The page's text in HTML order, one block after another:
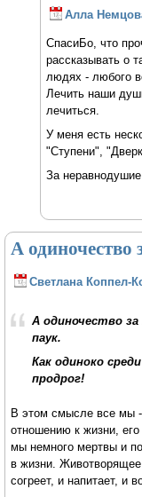
Алла
СпасиБо, что
рассказывать о
людях - любого
Лечить наши
лечиться.
У меня есть
"Ступени",
За
А одиночество
Светлана Коппел-
А одиночество
паук.
Как одиноко
продрог!
В этом смысле все мы
отношению к жизни,
мы немного мертвы и
в жизни.
согреет, и напитает, и